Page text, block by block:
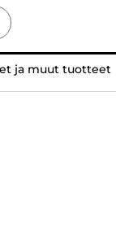
ja muut tuotteet